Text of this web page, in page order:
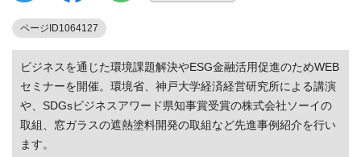
ページID1064127
ビジネスを通じた環境課題解決やESG金融活用促進のためWEB
セミナーを開催。環境省、神戸大学経済経営研究所による講演
や、SDGsビジネスアワード県知事賞受賞の株式会社ソーイの
取組、窓ガラスの遮熱塗料開発の取組など先進事例紹介を行い
ます。